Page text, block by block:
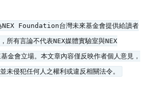
NEX Foundation台灣未來基金會提供給讀者
所有言論不代表NEX媒體實驗室與NEX
會立場。本文章內容僅反映作者個人意見，
未侵犯任何人之權利或違反相關法令。